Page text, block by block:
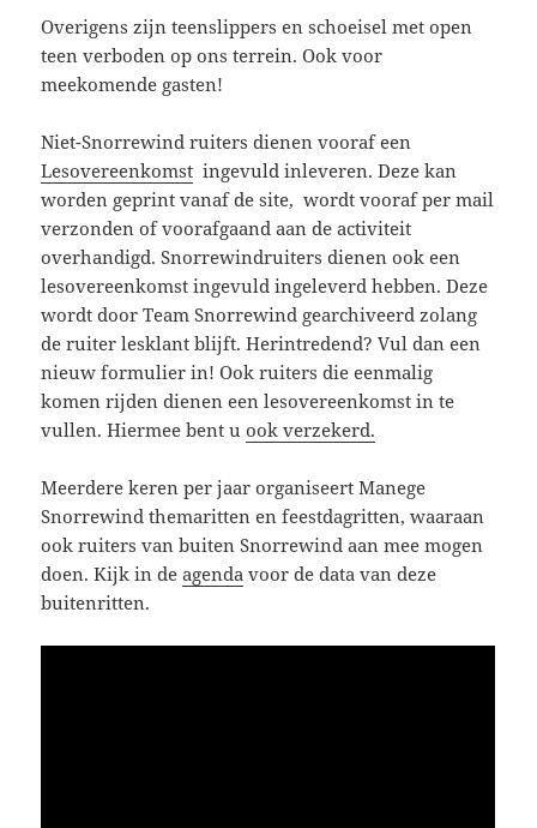
Overigens zijn teenslippers en schoeisel met open
teen verboden op ons terrein. Ook voor
meekomende gasten!
Niet-Snorrewind ruiters dienen vooraf een
Lesovereenkomst ingevuld inleveren. Deze kan
worden geprint vanaf de site, wordt vooraf per mail
verzonden of voorafgaand aan de activiteit
overhandigd. Snorrewindruiters dienen ook een
lesovereenkomst ingevuld ingeleverd hebben. Deze
wordt door Team Snorrewind gearchiveerd zolang
de ruiter lesklant blijft. Herintredend? Vul dan een
nieuw formulier in! Ook ruiters die eenmalig
komen rijden dienen een lesovereenkomst in te
vullen. Hiermee bent uook verzekerd.
Meerdere keren per jaar organiseert Manege
Snorrewind themaritten en feestdagritten, waaraan
ook ruiters van buiten Snorrewind aan mee mogen
doen. Kijk in deagenda voor de data van deze
buitenritten.